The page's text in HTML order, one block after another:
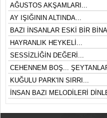
AĞUSTOS AKŞAMLARI...
AY IŞIĞININ ALTINDA...
BAZI İNSANLAR ESKİ BİR
HAYRANLIK HEYKELİ...
SESSİZLİĞİN DEĞERİ...
CEHENNEM BOŞ...
KUĞULU PARK'IN SIRRI...
İNSAN BAZI MELODİLERİ